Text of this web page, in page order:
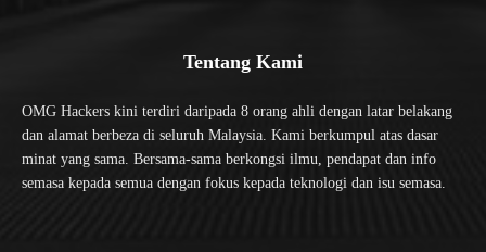
Tentang Kami
OMG Hackers kini terdiri daripada 8 orang ahli dengan latar belakang
dan alamat berbeza di seluruh Malaysia. Kami berkumpul atas dasar
minat yang sama. Bersama-sama berkongsi ilmu, pendapat dan info
semasa kepada semua dengan fokus kepada teknologi dan isu semasa.